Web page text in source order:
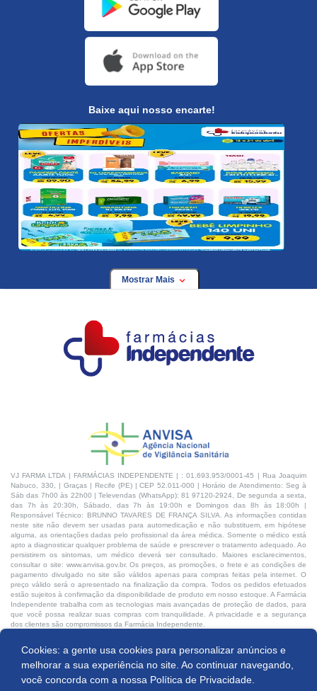
Cookies: a gente usa cookies para personalizar anúncios e
melhorar a sua experiência no site. Ao continuar navegando,
você concorda com a nossa Política de Privacidade.
Baixe aqui nosso encarte!
Mostrar Mais
VJ FARMA LTDA | FARMÁCIAS INDEPENDENTE | : 01.693.953/0001-45 | Rua Joaquim
Nabuco, 330, | Graças | Recife (PE) | CEP 52.011-000 | Horário de Atendimento: Seg à
Sáb das 7h00 às 22h00 | Televendas (WhatsApp): 81 97120-2924, De segunda a sexta,
das 7h às 20:30h, Sábado, das 7h às 19:00h e Domingos das 8h às 18:00h |
Responsável Técnico: BRUNNO TAVARES DE FRANÇA SILVA. As informações contidas
neste site não devem ser usadas para automedicação e não substituem, em hipótese
alguma, as orientações dadas pelo profissional da área médica. Somente o médico está
apto a diagnosticar qualquer problema de saúde e prescrever o tratamento adequado. Ao
persistirem os sintomas, um médico deverá ser consultado. Maiores esclarecimentos,
consultar o site: www.anvisa.gov.br. Os preços, as promoções, o frete e as condições de
pagamento divulgado no site são válidos apenas para compras feitas pela internet. O
preço válido será o apresentado na finalização da compra. Todos os pedidos efetuados
estão sujeitos à confirmação da disponibilidade de produto em nosso estoque. A Farmácia
Independente trabalha com as tecnologias mais avançadas de proteção de dados, para
que você possa realizar suas compras com tranquilidade. A privacidade e a segurança
dos clientes são compromissos da Farmácia Independente.
Desenvolvido por: